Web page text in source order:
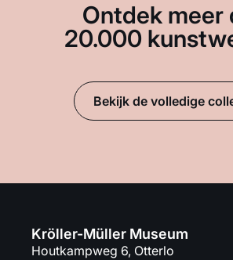
Ontdek meer
20.000
Bekijk de volledige
Kröller-Müller Museum
Houtkampweg 6, Otterlo